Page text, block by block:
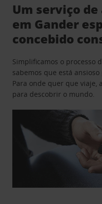
Um serviço
em Gander
concebido
Simplificamos o processo
sabemos que está
Para onde quer que viaje,
para descobrir o mundo.